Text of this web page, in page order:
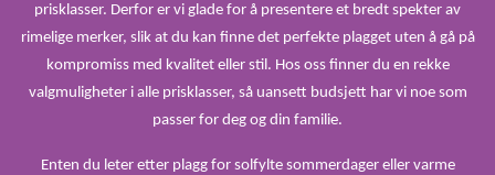
prisklasser. Derfor er vi glade for å presentere et bredt spekter av
rimelige merker, slik at du kan finne det perfekte plagget uten å gå på
kompromiss med kvalitet eller stil. Hos oss finner du en rekke
valgmuligheter i alle prisklasser, så uansett budsjett har vi noe som
passer for deg og din familie.
Enten du leter etter plagg for solfylte sommerdager eller varme